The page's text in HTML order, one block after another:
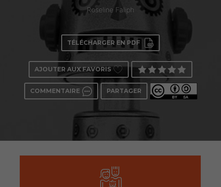
Roseline Faliph
TÉLÉCHARGER EN PDF
AJOUTER AUX FAVORIS
COMMENTAIRE PARTAGER